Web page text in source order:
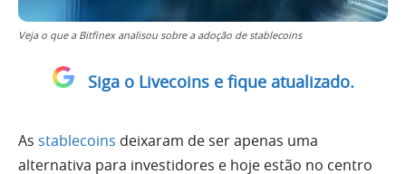
Veja o que a Bitfinex analisou sobre a adoção de stablecoins
Siga o Livecoins e fique atualizado.
As stablecoins deixaram de ser apenas uma
alternativa para investidores e hoje estão no centro